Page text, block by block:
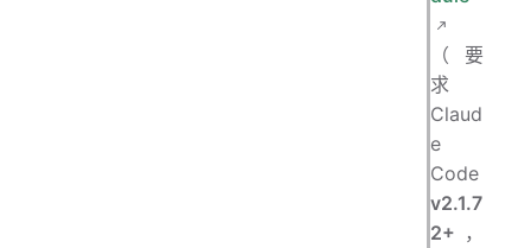
（要
求
Claud
e
Code
v2.1.7
2+ ，